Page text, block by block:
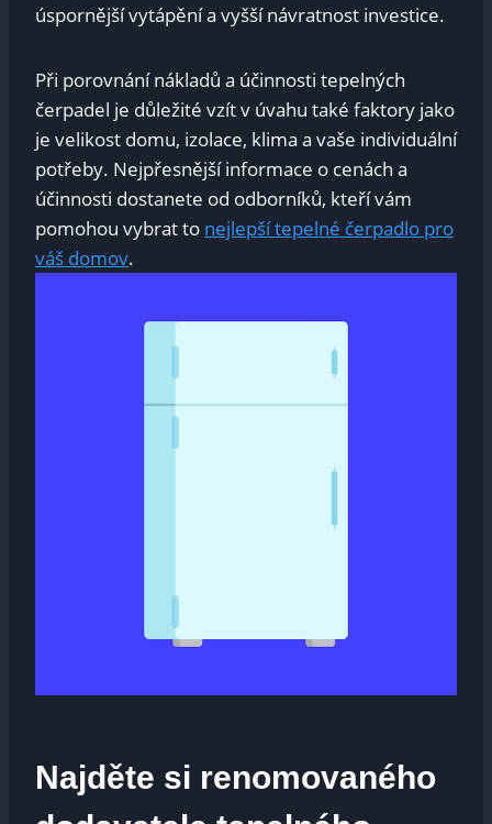
úspornější vytápění a vyšší návratnost investice.
Při porovnání nákladů a účinnosti tepelných
čerpadel je důležité vzít v úvahu také faktory jako
je velikost domu, izolace, klima a vaše individuální
potřeby. Nejpřesnější informace o cenách a
účinnosti dostanete od odborníků, kteří vám
pomohou vybrat to nejlepší tepelné čerpadlo pro
váš domov.
Najděte si renomovaného